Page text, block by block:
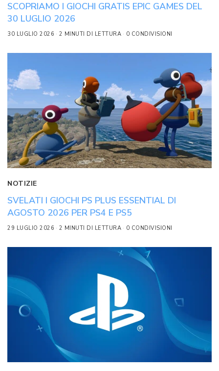
SCOPRIAMO I GIOCHI GRATIS EPIC GAMES DEL
30 LUGLIO 2026
30 LUGLIO 2026 2 MINUTI DI LETTURA 0 CONDIVISIONI
NOTIZIE
SVELATI I GIOCHI PS PLUS ESSENTIAL DI
AGOSTO 2026 PER PS4 E PS5
29 LUGLIO 2026 2 MINUTI DI LETTURA 0 CONDIVISIONI